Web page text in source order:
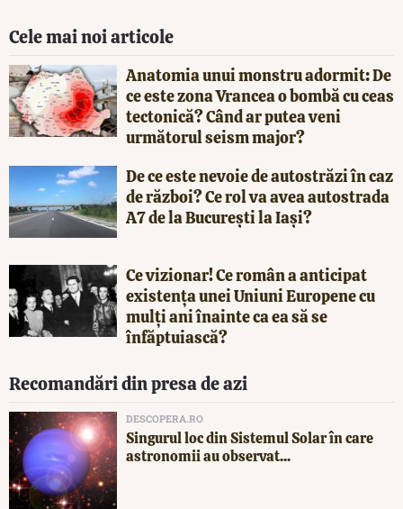
Cele mai noi articole
Anatomia unui monstru adormit: De
ce este zona Vrancea o bombă cu ceas
tectonică? Când ar putea veni
următorul seism major?
De ce este nevoie de autostrăzi în caz
de război? Ce rol va avea autostrada
A7 de la București la Iași?
Ce vizionar! Ce român a anticipat
existența unei Uniuni Europene cu
mulți ani înainte ca ea să se
înfăptuiască?
Recomandări din presa de azi
DESCOPERA.RO
Singurul loc din Sistemul Solar în care
astronomii au observat...